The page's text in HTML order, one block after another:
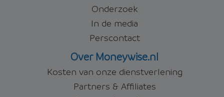
Onderzoek
In de media
Perscontact
Over Moneywise.nl
Kosten van onze dienstverlening
Partners & Affiliates